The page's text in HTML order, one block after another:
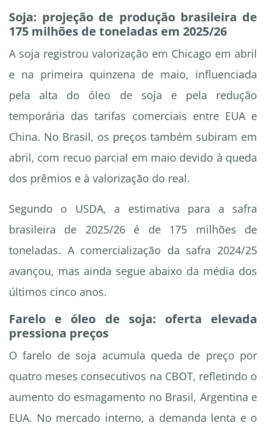
Soja: projeção de produção brasileira de
175 milhões de toneladas em 2025/26
A soja registrou valorização em Chicago em abril
e na primeira quinzena de maio, influenciada
pela alta do óleo de soja e pela redução
temporária das tarifas comerciais entre EUA e
China. No Brasil, os preços também subiram em
abril, com recuo parcial em maio devido à queda
dos prêmios e à valorização do real.
Segundo o USDA, a estimativa para a safra
brasileira de 2025/26 é de 175 milhões de
toneladas. A comercialização da safra 2024/25
avançou, mas ainda segue abaixo da média dos
últimos cinco anos.
Farelo e óleo de soja: oferta elevada
pressiona preços
O farelo de soja acumula queda de preço por
quatro meses consecutivos na CBOT, refletindo o
aumento do esmagamento no Brasil, Argentina e
EUA. No mercado interno, a demanda lenta e o